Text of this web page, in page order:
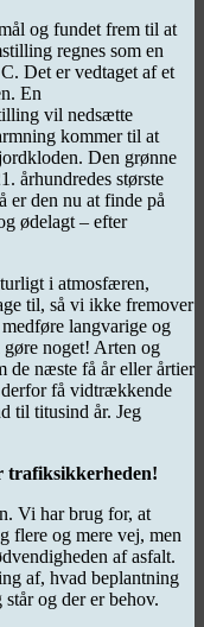
og fundet frem til at
regnes som en
Det er vedtaget af et
En
vil nedsætte
kommer til at
Den grønne
århundredes største
er den nu at finde på
ødelagt – efter
i atmosfæren,
til, så vi ikke fremover
langvarige og
noget! Arten og
de næste få år eller årtier
få vidtrækkende
til titusind år. Jeg
trafiksikkerheden!
Vi har brug for, at
flere og mere vej, men
af asfalt.
af, hvad beplantning
og der er behov.